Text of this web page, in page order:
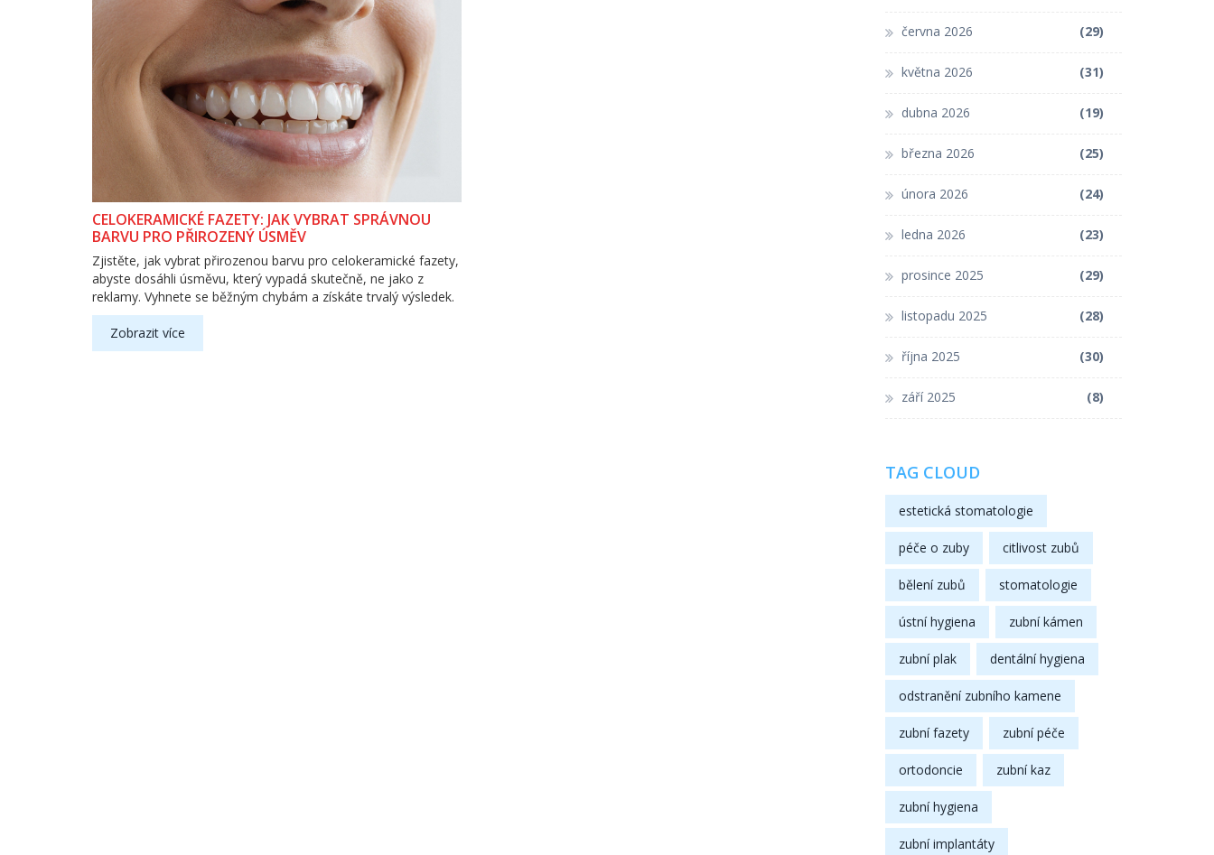
CELOKERAMICKÉ FAZETY: JAK VYBRAT SPRÁVNOU
BARVU PRO PŘIROZENÝ ÚSMĚV
Zjistěte, jak vybrat přirozenou barvu pro celokeramické fazety,
abyste dosáhli úsměvu, který vypadá skutečně, ne jako z
reklamy. Vyhnete se běžným chybám a získáte trvalý výsledek.
Zobrazit více
června 2026 (29)
května 2026 (31)
dubna 2026 (19)
března 2026 (25)
února 2026 (24)
ledna 2026 (23)
prosince 2025 (29)
listopadu 2025 (28)
října 2025 (30)
září 2025 (8)
TAG CLOUD
estetická stomatologie
péče o zuby citlivost zubů
bělení zubů stomatologie
ústní hygiena zubní kámen
zubní plak dentální hygiena
odstranění zubního kamene
zubní fazety zubní péče
ortodoncie zubní kaz
zubní hygiena
zubní implantáty